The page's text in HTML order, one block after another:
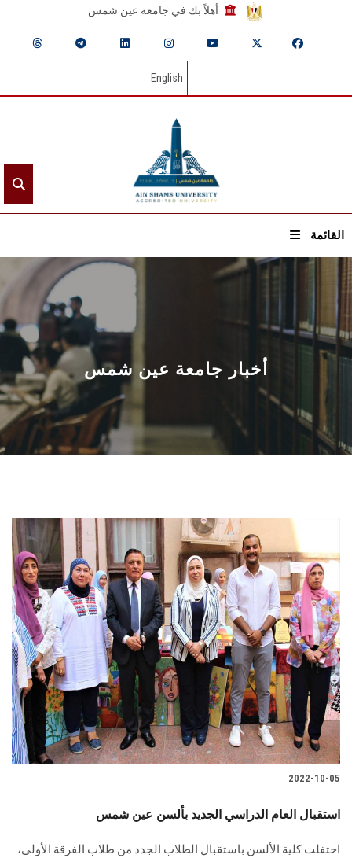
أهلاً بك في جامعة عين شمس
English
القائمة
الرئيسيـة
عن الجامعة
القطاعـات
الشئون الأكاديمية
البحث العلمي
المراكز والوحدات
الأنظمة الذكية
الإعلام
تواصل معنا
الطلاب
هيئة التدريس
الخريجين
أخبار جامعة عين شمس
2022-10-05
استقبال العام الدراسي الجديد بألسن عين شمس
احتفلت كلية الألسن باستقبال الطلاب الجدد من طلاب الفرقة الأولى،